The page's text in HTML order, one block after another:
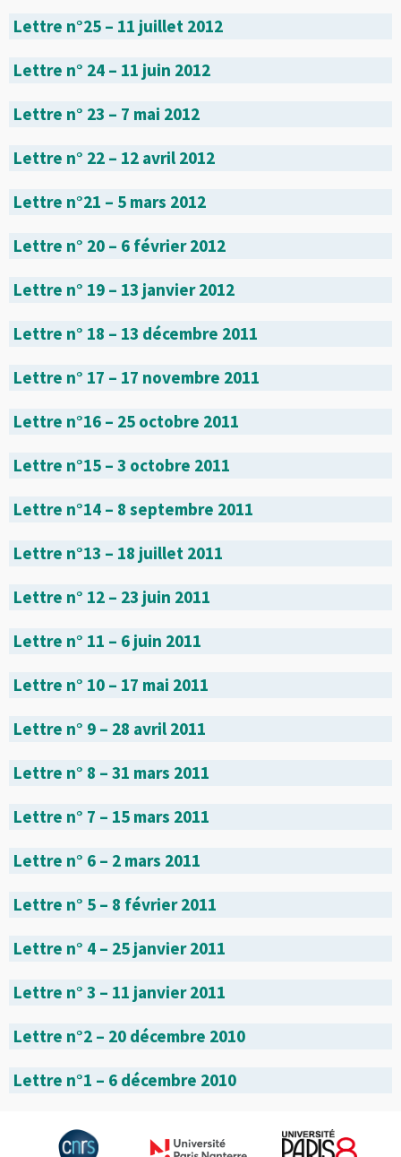
Lettre n°25 – 11 juillet 2012
Lettre n° 24 – 11 juin 2012
Lettre n° 23 – 7 mai 2012
Lettre n° 22 – 12 avril 2012
Lettre n°21 – 5 mars 2012
Lettre n° 20 – 6 février 2012
Lettre n° 19 – 13 janvier 2012
Lettre n° 18 – 13 décembre 2011
Lettre n° 17 – 17 novembre 2011
Lettre n°16 – 25 octobre 2011
Lettre n°15 – 3 octobre 2011
Lettre n°14 – 8 septembre 2011
Lettre n°13 – 18 juillet 2011
Lettre n° 12 – 23 juin 2011
Lettre n° 11 – 6 juin 2011
Lettre n° 10 – 17 mai 2011
Lettre n° 9 – 28 avril 2011
Lettre n° 8 – 31 mars 2011
Lettre n° 7 – 15 mars 2011
Lettre n° 6 – 2 mars 2011
Lettre n° 5 – 8 février 2011
Lettre n° 4 – 25 janvier 2011
Lettre n° 3 – 11 janvier 2011
Lettre n°2 – 20 décembre 2010
Lettre n°1 – 6 décembre 2010